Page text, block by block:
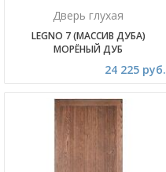
Дверь глухая
LEGNO 7 (МАССИВ ДУБА)
МОРЁНЫЙ ДУБ
24 225 руб.